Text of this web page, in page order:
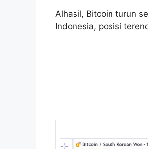
Alhasil, Bitcoin turun
Indonesia, posisi